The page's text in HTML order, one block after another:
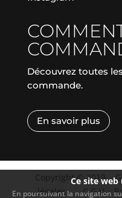
Découvrez toutes
commande.
En savoir plus
Copyright © 2019|
légales | | C.G.V. |
Ce site
En poursuivant la navigation